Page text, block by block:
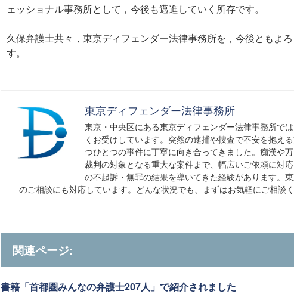
ェッショナル事務所として，今後も邁進していく所存です。
久保弁護士共々，東京ディフェンダー法律事務所を，今後ともよ
す。
東京ディフェンダー法律事務所
東京・中央区にある東京ディフェンダー法律事務所で
くお受けしています。突然の逮捕や捜査で不安を抱え
つひとつの事件に丁寧に向き合ってきました。痴漢や
裁判の対象となる重大な案件まで、幅広いご依頼に対
の不起訴・無罪の結果を導いてきた経験があります。
のご相談にも対応しています。どんな状況でも、まずはお気軽にご相談く
関連ページ:
書籍「首都圏みんなの弁護士207人」で紹介されました